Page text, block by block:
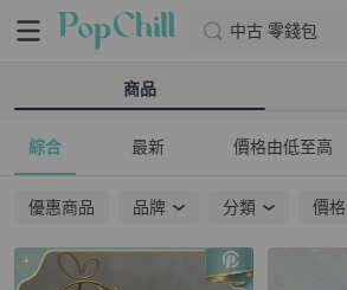
中古 零錢包
商品
綜合 最新 價格由低至高
優惠商品 品牌 分類 價格